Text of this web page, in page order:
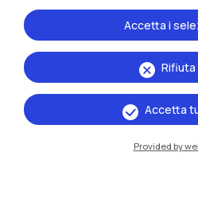
Rifiuta
Accetta i
Accetta
Provided by